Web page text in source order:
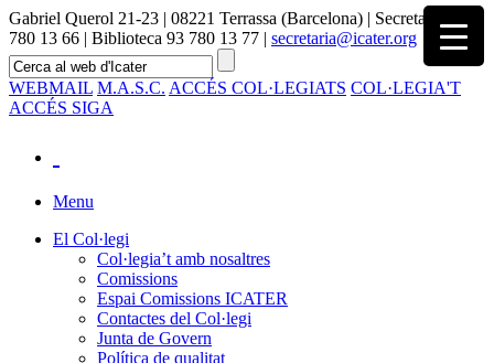
Gabriel Querol 21-23 | 08221 Terrassa (Barcelona) | Secretaria 93
780 13 66 | Biblioteca 93 780 13 77 | secretaria@icater.org
WEBMAIL M.A.S.C. ACCÉS COL·LEGIATS COL·LEGIA'T
ACCÉS SIGA
Menu
El Col·legi
Col·legia’t amb nosaltres
Comissions
Espai Comissions ICATER
Contactes del Col·legi
Junta de Govern
Política de qualitat